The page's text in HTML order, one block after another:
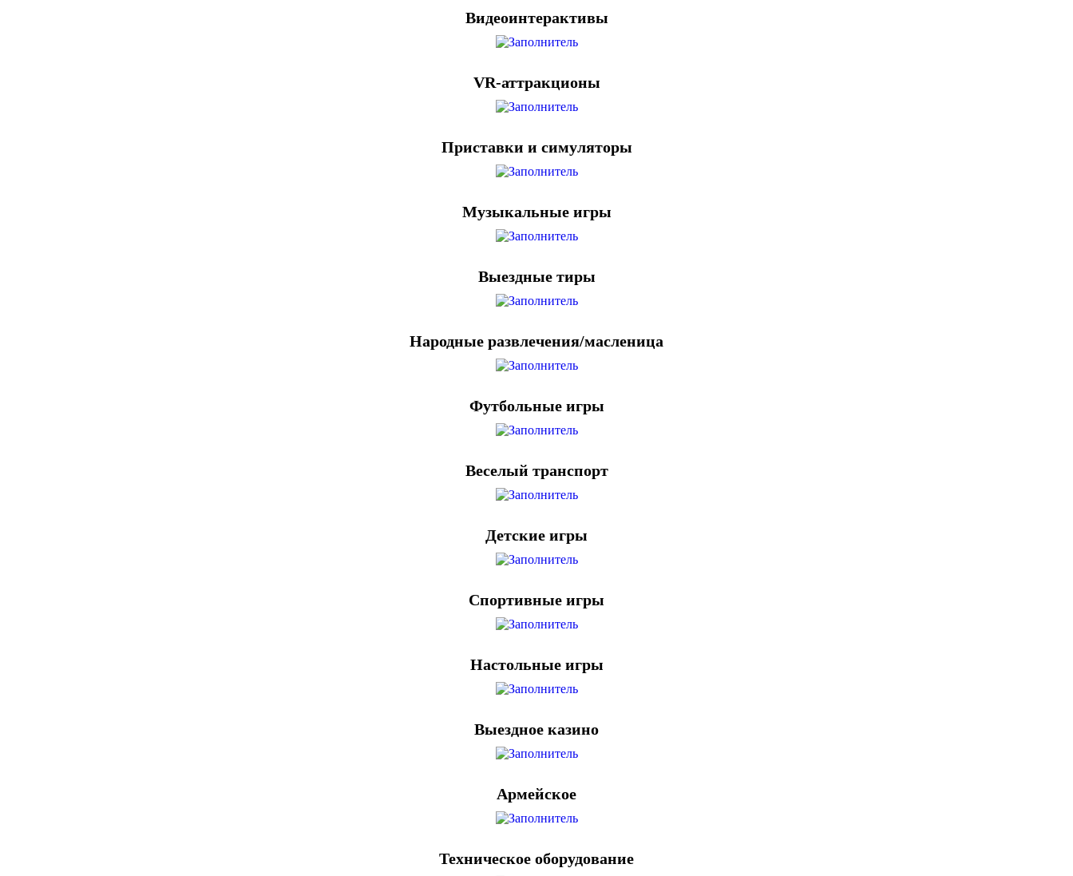
Видеоинтерактивы
VR-аттракционы
Приставки и симуляторы
Музыкальные игры
Выездные тиры
Народные развлечения/масленица
Футбольные игры
Веселый транспорт
Детские игры
Спортивные игры
Настольные игры
Выездное казино
Армейское
Техническое оборудование